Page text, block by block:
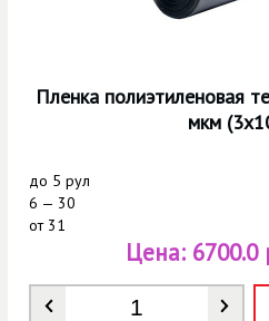
Пленка полиэтиленовая
мкм
до 5 рул
6 — 30
от31
Количество
Цена: 6700.0